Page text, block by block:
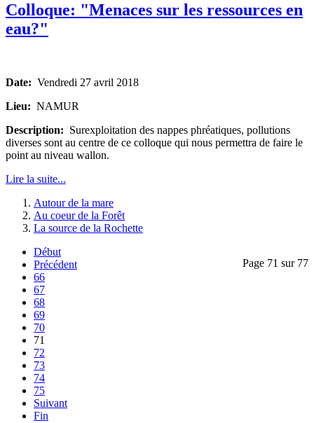
Colloque: "Menaces sur les ressources en
eau?"
Date: Vendredi 27 avril 2018
Lieu: NAMUR
Description: Surexploitation des nappes phréatiques, pollutions
diverses sont au centre de ce colloque qui nous permettra de faire le
point au niveau wallon.
Lire la suite...
Autour de la mare
Au coeur de la Forêt
La source de la Rochette
Page 71 sur 77
Début
Précédent
66
67
68
69
70
71
72
73
74
75
Suivant
Fin